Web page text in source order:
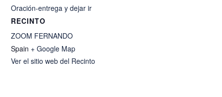
Oración-entrega y dejar ir
RECINTO
ZOOM FERNANDO
Spain + Google Map
Ver el sitio web del Recinto